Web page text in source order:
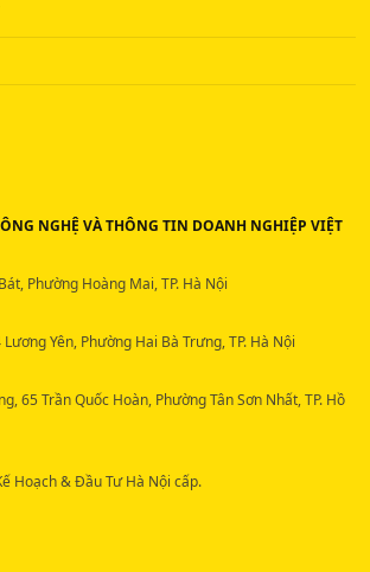
NGHỆ VÀ THÔNG TIN DOANH NGHIỆP VIỆT
Phường Hoàng Mai, TP. Hà Nội
Yên, Phường Hai Bà Trưng, TP. Hà Nội
65 Trần Quốc Hoàn, Phường Tân Sơn Nhất, TP. Hồ
Hoạch & Đầu Tư Hà Nội cấp.